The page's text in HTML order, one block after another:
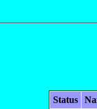
Status